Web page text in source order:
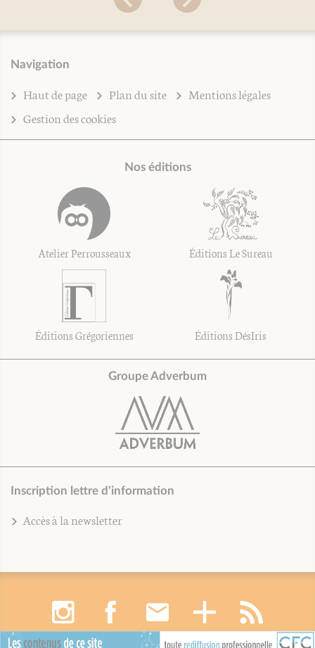
Navigation
Haut de page Plan du site
Mentions légales
Gestion des cookies
Nos éditions
Atelier Perrousseaux Éditions Le Sureau
Éditions Grégoriennes Éditions DésIris
Groupe Adverbum
Inscription lettre d'information
Accès à la newsletter